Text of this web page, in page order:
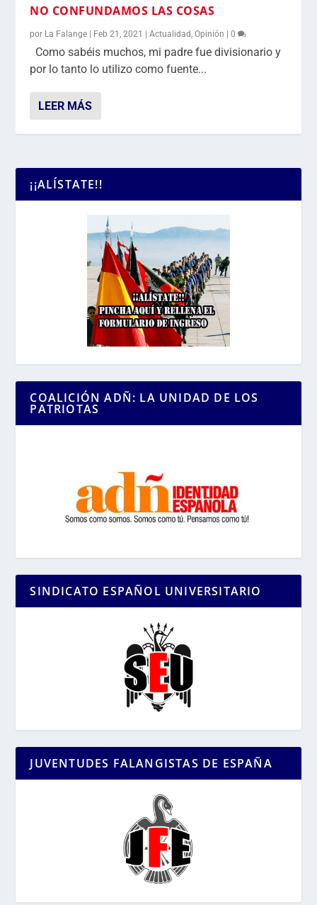
NO CONFUNDAMOS LAS COSAS
por La Falange | Feb 21, 2021 |Actualidad,Opinión |0
Como sabéis muchos, mi padre fue divisionario y
por lo tanto lo utilizo como fuente...
LEER MÁS
¡¡ALÍSTATE!!
COALICIÓN ADÑ: LA UNIDAD DE LOS
PATRIOTAS
SINDICATO ESPAÑOL UNIVERSITARIO
JUVENTUDES FALANGISTAS DE ESPAÑA